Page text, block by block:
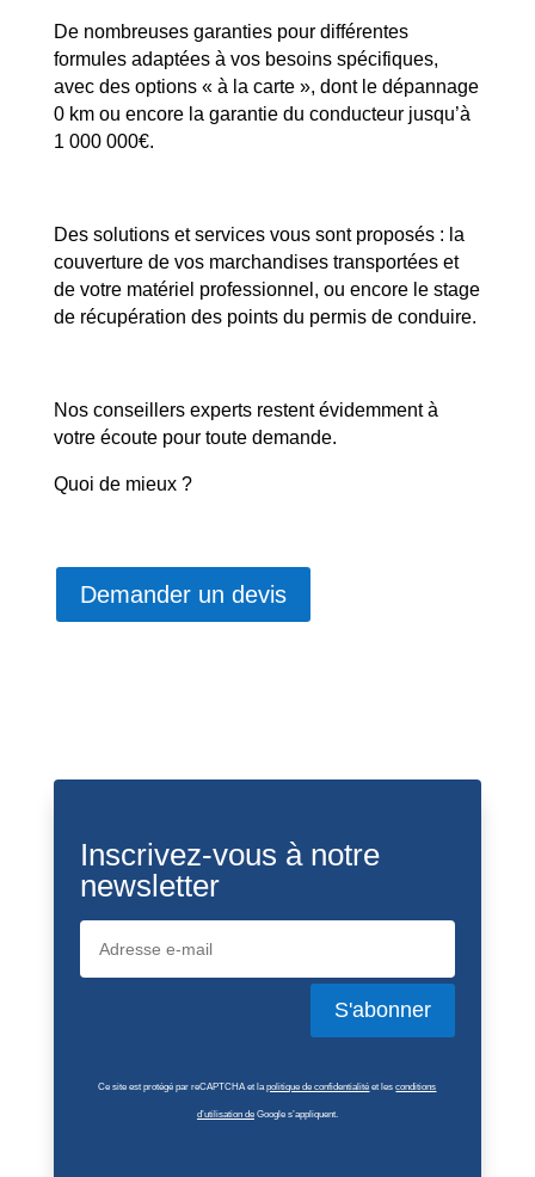
De nombreuses garanties pour différentes
formules adaptées à vos besoins spécifiques,
avec des options « à la carte », dont le dépannage
0 km ou encore la garantie du conducteur jusqu’à
1 000 000€.
Des solutions et services vous sont proposés : la
couverture de vos marchandises transportées et
de votre matériel professionnel, ou encore le stage
de récupération des points du permis de conduire.
Nos conseillers experts restent évidemment à
votre écoute pour toute demande.
Quoi de mieux ?
Demander un devis
Inscrivez-vous à notre
newsletter
S'abonner
Ce site est protégé par reCAPTCHA et lapolitique de confidentialité et lesconditions
d’utilisation deGoogle s’appliquent.